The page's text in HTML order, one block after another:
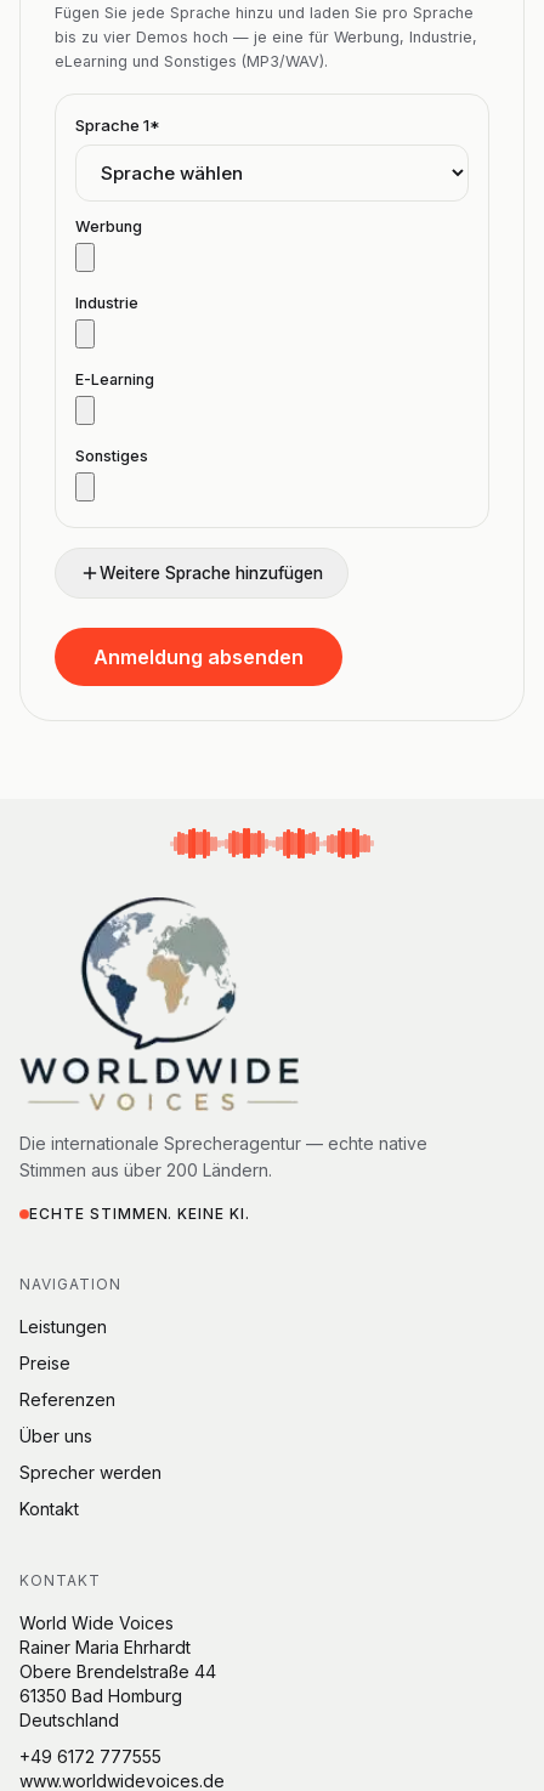
Fügen Sie jede Sprache hinzu und laden Sie pro Sprache
bis zu vier Demos hoch — je eine für Werbung, Industrie,
eLearning und Sonstiges (MP3/WAV).
Sprache 1*
Werbung
Industrie
E-Learning
Sonstiges
Weitere Sprache hinzufügen
Anmeldung absenden
Die internationale Sprecheragentur — echte native
Stimmen aus über 200 Ländern.
ECHTE STIMMEN. KEINE KI.
NAVIGATION
Leistungen
Preise
Referenzen
Über uns
Sprecher werden
Kontakt
KONTAKT
World Wide Voices
Rainer Maria Ehrhardt
Obere Brendelstraße 44
61350 Bad Homburg
Deutschland
+49 6172 777555
www.worldwidevoices.de